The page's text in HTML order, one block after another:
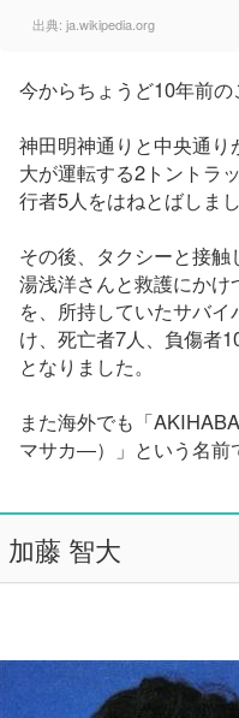
出典: ja.wikipedia.org
今からちょうど10年前の
神田明神通りと中央通
大が運転する2トントラ
行者5人をはねとばしまし
その後、タクシーと接
湯浅洋さんと救護にかけ
を、所持していたサバ
け、死亡者7人、負傷者
となりました。
また海外でも「
マサカ―）」という名前
加藤 智大